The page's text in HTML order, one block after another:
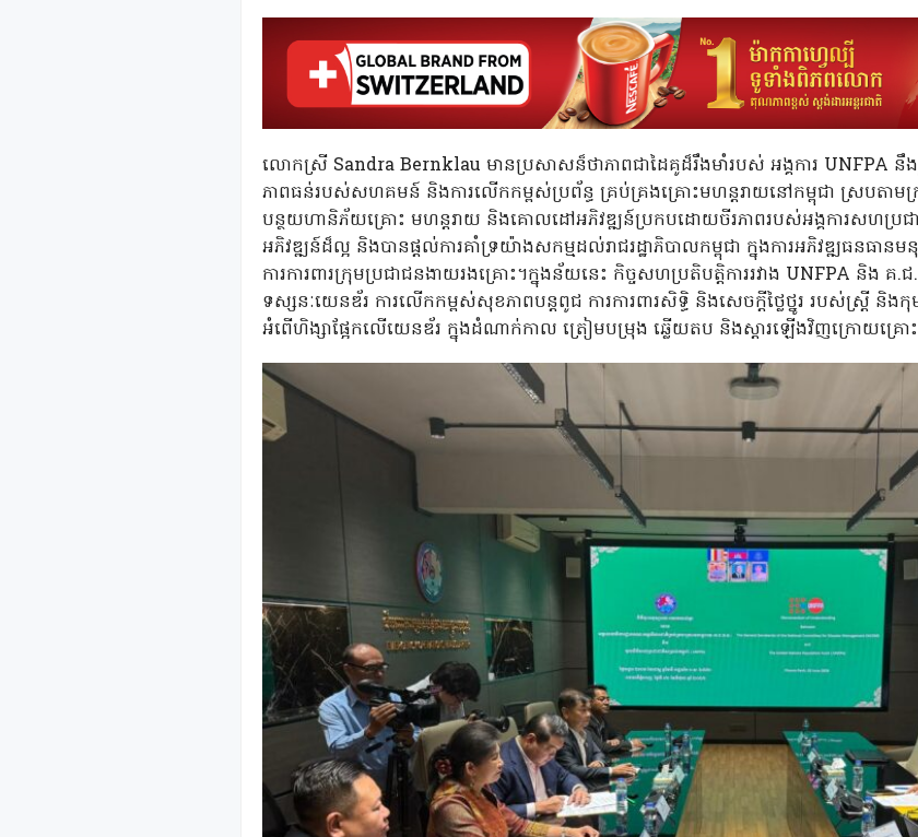
លោកស្រី Sandra Bernklau មានប្រសាសន៏ថាភាពជាដៃគូដ៏រឹងមាំរបស់ អង្គការ UNFPA នឹ
ភាពធន់របស់សហគមន៍ និងការលើកកម្ពស់ប្រព័ន្ធ គ្រប់គ្រងគ្រោះមហន្តរាយនៅកម្ពុជា ស្របតា
បន្ថយហានិភ័យគ្រោះ មហន្តរាយ និងគោលដៅអភិវឌ្ឍន៍ប្រកបដោយចីរភាពរបស់អង្គការសហប្រជា
អភិវឌ្ឍន៍ដ៏ល្អ និងបានផ្តល់ការគាំទ្រយ៉ាងសកម្មដល់រាជរដ្ឋាភិបាលកម្ពុជា ក្នុងការអភិវឌ្ឍធនធ
ការការពារក្រុមប្រជាជនងាយរងគ្រោះ។ក្នុងន័យនេះ កិច្ចសហប្រតិបត្តិការរវាង UNFPA និង គ
ទស្សនៈយេនឌ័រ ការលើកកម្ពស់សុខភាពបន្តពូជ ការការពារសិទ្ធិ និងសេចក្តីថ្លៃថ្នូរ របស់ស្ត្រី និងកុ
អំពើហិង្សាផ្អែកលើយេនឌ័រ ក្នុងដំណាក់កាល ត្រៀមបម្រុង ឆ្លើយតប និងស្តារឡើងវិញក្រោយគ្រោ